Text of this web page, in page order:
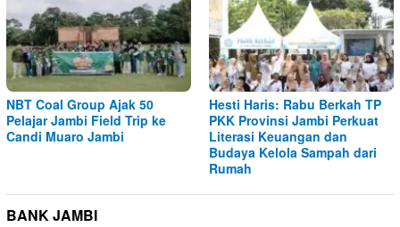
NBT Coal Group Ajak 50
Pelajar Jambi Field Trip ke
Candi Muaro Jambi
Hesti Haris: Rabu Berkah TP
PKK Provinsi Jambi Perkuat
Literasi Keuangan dan
Budaya Kelola Sampah dari
Rumah
BANK JAMBI